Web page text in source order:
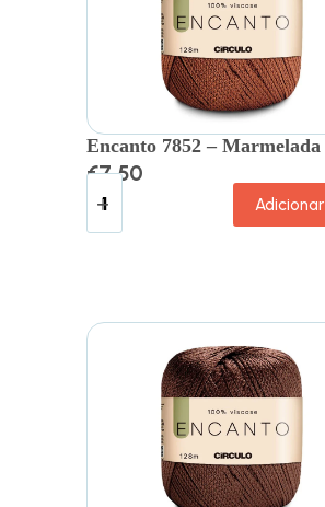
Encanto 7852 – Marmelada
€7.50
Adicionar